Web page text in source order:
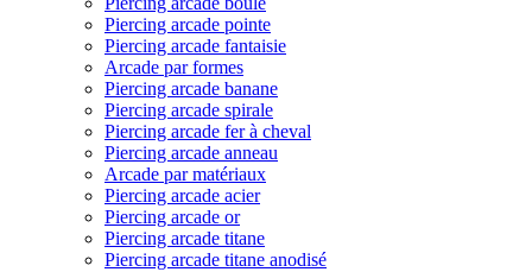
Piercing arcade pointe
Piercing arcade fantaisie
Arcade par formes
Piercing arcade banane
Piercing arcade spirale
Piercing arcade fer à cheval
Piercing arcade anneau
Arcade par matériaux
Piercing arcade acier
Piercing arcade or
Piercing arcade titane
Piercing arcade titane anodisé